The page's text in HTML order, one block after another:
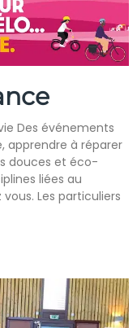
Des événements
apprendre à réparer
douces et éco-
liées au
Les particuliers